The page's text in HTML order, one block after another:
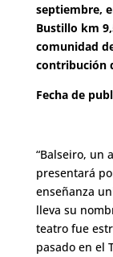
septiembre,
Bustillo km
comunidad
contribución
Fecha de
“Balseiro, un
presentará
enseñanza
lleva su
teatro fue
pasado en el